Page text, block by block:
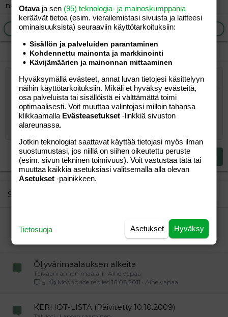
nuorempi... mut jos haluat tavata ni laitappa yytä...
Ilmoita asiaton viesti
Lihavoitu
Kursivoitu
Laajennettuun editoriin…
Lista
Järjestetty lista
Järjestämätön lista
Suurenna sisennystä
Laajennettuun editoriin…
Lisää hyperlinkki
Lisää kuva
HymiötLaajennettuun
Kumoa
Fontin koko
9
10
12
15
18
22
TekstiväriKirjasintyyli
Arial
Book Antiqua
Georgia
Tahoma
Times New Roman
YliviivaaAlleviivattu
Rivinsisäinen koodi
Rivinsisäinen spoiler
Tasaus Tasaa vasemmalle
Keskitä
Justify text
Paragraph format
Normal
Heading 1
Heading 2
Heading 3
LainausLisää video/media
Lisää taulukko
Insert horizontal line
SpoilerKoodi
Tee uudelleen
BBCode-näkymä
Poista muotoilu
LuonnoksetTallenna luonnos
Poista luonnos
Kirjoita vastaus...
Lähetä vastaus
Similar threads
"mies"
Aihe vapaa
04.05.2026
Öljyvärimaalauksen alkeita
Taivaanrannan maalari
Aihe vapaa
5
Aihe vapaa
16.06.2011
Moonbride
KERHOT-LISTA (Päivitetty 10.10.2009)
Otavaja sen (95) teknologia- ja mainoskumppania
keräävät tietoa (esim. vierailemis­tasi sivuista ja laitteesi
ominaisuuk­sista) seuraaviin käyttötarkoituksiin:
Sisällön ja palveluiden parantaminen
Kohdennettu mainonta ja markkinointi
Kävijämäärien ja mainonnan mittaaminen
Hyväksymällä evästeet, annat luvan tietojesi käsittelyyn
näihin käyttötarkoituksiin. Mikäli et hyväksy evästeitä,
osa palveluista tai sisällöistä ei välttämättä toimi
optimaalisesti. Voit muuttaa valintojasi milloin tahansa
klikkaamalla Evästeasetukset -linkkiä sivuston
alareunassa.
Jotkin teknologiat saattavat käyttää tietojasi myös ilman
suostumustasi, jos niillä on siihen oikeutettu peruste
(esim. sivun tekninen toimivuus). Voit vastustaa tätä tai
muuttaa kaikkia asetuksiasi valitsemalla alla olevan
Asetukset -painikkeen.
Hyväksy
Asetukset
Tietosuoja